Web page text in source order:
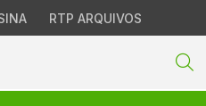
RTP ARQUIVOS